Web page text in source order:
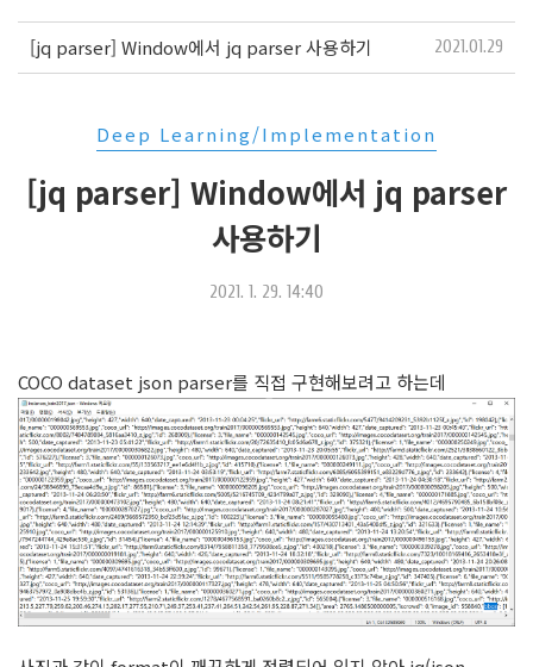
[jq parser] Window에서 jq parser 사용하기 2021.01.29
Deep Learning/Implementation
[jq parser] Window에서 jq parser
사용하기
2021. 1. 29. 14:40
COCO dataset json parser를 직접 구현해보려고 하는데